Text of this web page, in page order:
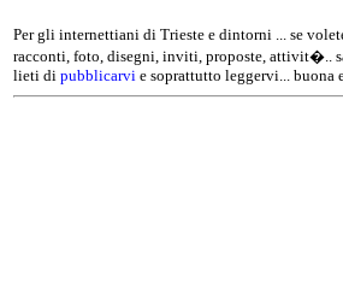
Per gli internettiani di Trieste e dintorni ... se
racconti, foto, disegni, inviti, proposte, attivit�..
lieti di pubblicarvi e soprattutto leggervi... buona